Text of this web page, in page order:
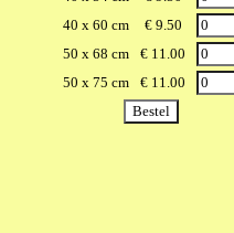
40 x 60 cm
€ 9.50
50 x 68 cm
€ 11.00
50 x 75 cm
€ 11.00